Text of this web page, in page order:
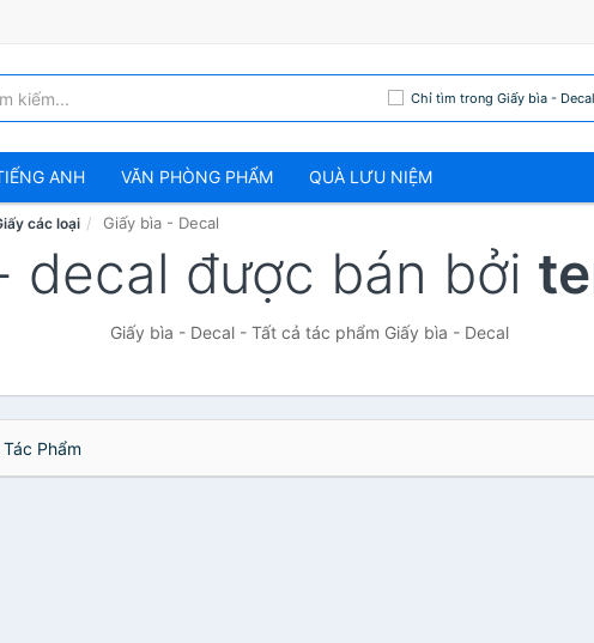
Chỉ tìm trong Giấy bìa - Decal
ANH VĂN PHÒNG PHẨM QUÀ LƯU NIỆM
các loại Giấy bìa - Decal
decal được bán bởi
Giấy bìa - Decal - Tất cả tác phẩm Giấy bìa - Decal
Phẩm